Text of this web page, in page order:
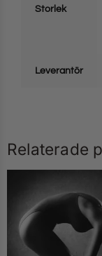
Storlek
Leverantör
Relaterade